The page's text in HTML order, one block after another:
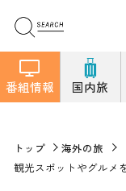
番組情報 国内旅
トップ 海外の旅
観光スポットやグルメ